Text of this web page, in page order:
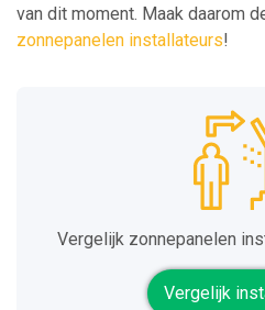
van dit moment. Maak daarom
zonnepanelen installateurs!
Vergelijk zonnepanelen
Vergelijk